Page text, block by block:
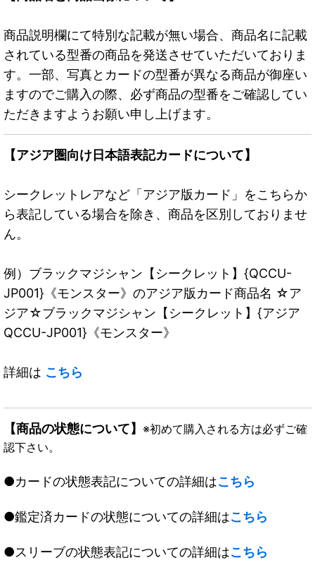
商品説明欄にて特別な記載が無い場合、商品名に記載
されている型番の商品を発送させていただいておりま
す。一部、写真とカードの型番が異なる商品が御座い
ますのでご購入の際、必ず商品の型番をご確認してい
ただきますようお願い申し上げます。
【アジア圏向け日本語表記カードについて】
シークレットレアなど「アジア版カード」をこちらか
ら表記している場合を除き、商品を区別しておりませ
ん。
例）ブラックマジシャン【シークレット】{QCCU-
JP001}《モンスター》のアジア版カード商品名 ☆ア
ジア☆ブラックマジシャン【シークレット】{アジア
QCCU-JP001}《モンスター》
詳細は こちら
【商品の状態について】 ※初めて購入される方は必ずご確
認下さい。
●カードの状態表記についての詳細はこちら
●鑑定済カードの状態についての詳細はこちら
●スリーブの状態表記についての詳細はこちら